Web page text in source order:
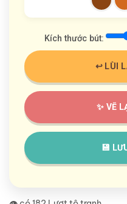
Kích thước bút:
↩️ LÙI
✨ VẼ
💾